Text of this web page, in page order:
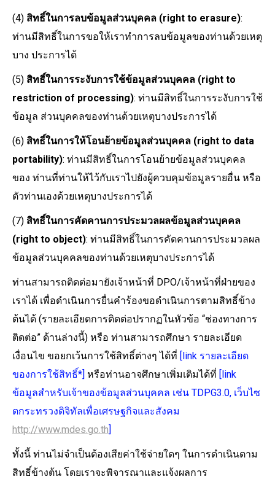
(4) สิทธิ์ในการลบข้อมูลส่วนบุคคล (right to erasure):
ท่านมีสิทธิ์ในการขอให้เราทำการลบข้อมูลของท่านด้วยเหตุ
บาง ประการได้
(5) สิทธิ์ในการระงับการใช้ข้อมูลส่วนบุคคล (right to
restriction of processing): ท่านมีสิทธิ์ในการระงับการใช้
ข้อมูล ส่วนบุคคลของท่านด้วยเหตุบางประการได้
(6) สิทธิ์ในการให้โอนย้ายข้อมูลส่วนบุคคล (right to data
portability): ท่านมีสิทธิ์ในการโอนย้ายข้อมูลส่วนบุคคล
ของ ท่านที่ท่านให้ไว้กับเราไปยังผู้ควบคุมข้อมูลรายอื่น หรือ
ตัวท่านเองด้วยเหตุบางประการได้
(7) สิทธิ์ในการคัดคานการประมวลผลข้อมูลส่วนบุคคล
(right to object): ท่านมีสิทธิ์ในการคัดคานการประมวลผล
ข้อมูลส่วนบุคคลของท่านด้วยเหตุบางประการได้
ท่านสามารถติดต่อมายังเจ้าหน้าที่ DPO/เจ้าหน้าที่ฝ่ายของ
เราได้ เพื่อดำเนินการยื่นคำร้องขอดำเนินการตามสิทธิ์ข้าง
ต้นได้ (รายละเอียดการติดต่อปรากฏในหัวข้อ “ช่องทางการ
ติดต่อ” ด้านล่างนี้) หรือ ท่านสามารถศึกษา รายละเอียด
เงื่อนไข ขอยกเว้นการใช้สิทธิ์ต่างๆ ได้ที่ [link รายละเอียด
ของการใช้สิทธิ์*] หรือท่านอาจศึกษาเพิ่มเติมได้ที่ [link
ข้อมูลสำหรับเจ้าของข้อมูลส่วนบุคคล เช่น TDPG3.0, เว็บไซ
ตกระทรวงดิจิทัลเพื่อเศรษฐกิจและสังคม
http://www.mdes.go.th]
ทั้งนี้ ท่านไม่จำเป็นต้องเสียค่าใช้จ่ายใดๆ ในการดำเนินตาม
สิทธิ์ข้างต้น โดยเราจะพิจารณาและแจ้งผลการ